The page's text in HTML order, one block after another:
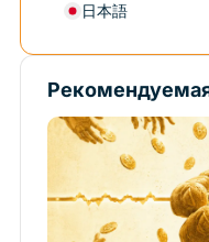
日本語